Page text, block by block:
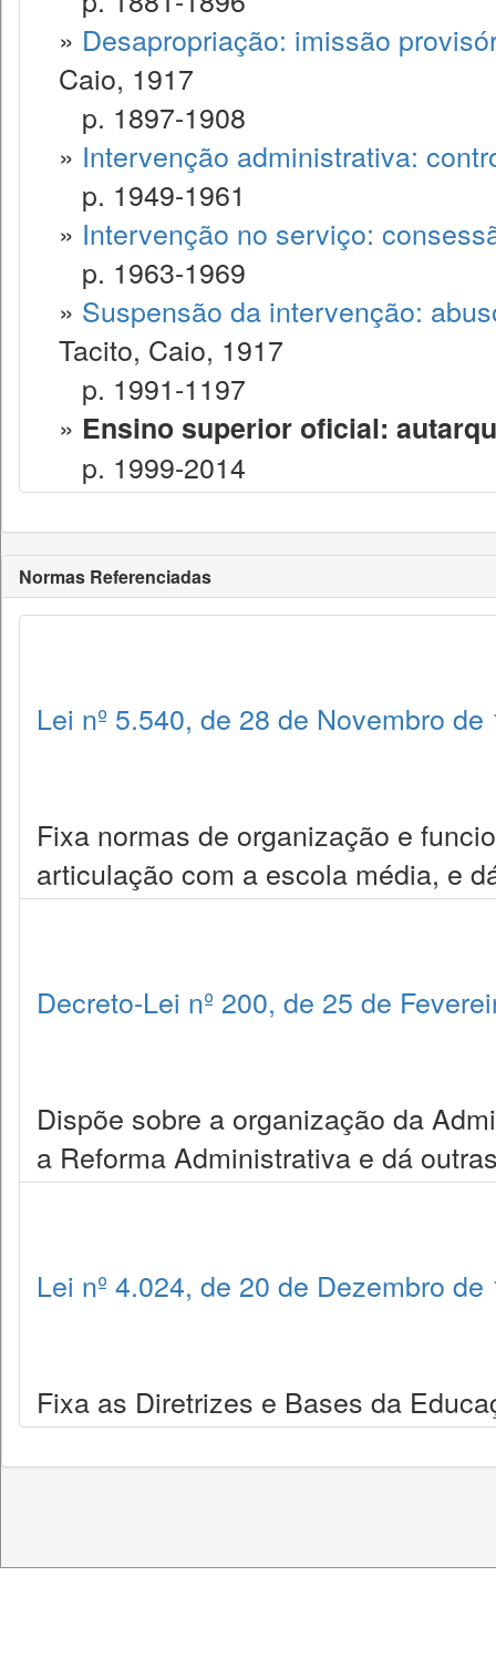
» Desapropriação: imissão
Caio, 1917
p. 1897-1908
» Intervenção administrativa:
p. 1949-1961
» Intervenção no serviço:
p. 1963-1969
» Suspensão da intervenção:
Tacito, Caio, 1917
p. 1991-1197
» Ensino superior oficial:
p. 1999-2014
Normas Referenciadas
Lei nº 5.540, de 28 de Novembro de
Fixa normas de organização e
articulação com a escola média, e
Decreto-Lei nº 200, de 25 de
Dispõe sobre a organização da
a Reforma Administrativa e dá
Lei nº 4.024, de 20 de Dezembro de
Fixa as Diretrizes e Bases da